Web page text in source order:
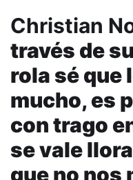
Christian
través de
rola sé que
mucho, es
con trago
se vale
que no nos